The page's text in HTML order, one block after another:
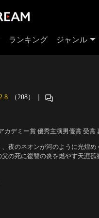
ランキング ジャンル
2.8 （208） ｜
カデミー賞 優秀主演男優賞 受賞
、夜のネオンが河のように光煌
の死に復讐の炎を燃やす天涯